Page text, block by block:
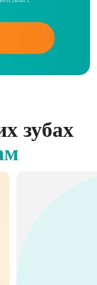
зубах